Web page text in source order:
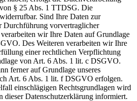
§ 25 Abs. 1 TTDSG. Die
Sind Ihre Daten zur
Durchführung vorvertraglicher
wir Ihre Daten auf Grundlage
Des Weiteren verarbeiten wir Ihre
einer rechtlichen Verpflichtung
von Art. 6 Abs. 1 lit. c DSGVO.
ferner auf Grundlage unseres
Art. 6 Abs. 1 lit. f DSGVO erfolgen.
einschlägigen Rechtsgrundlagen wird
dieser Datenschutzerklärung informiert.